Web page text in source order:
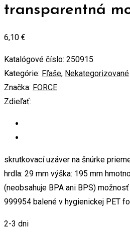
transparentná
6,10 €
Katalógové číslo: 250915
Kategórie: Fľaše, Nekategorizované
Značka: FORCE
Zdieľať:
skrutkovací uzáver na šnúrke
hrdla: 29 mm výška: 195 mm
(neobsahuje BPA ani BPS)
999954 balené v hygienickej PET
2-3 dni